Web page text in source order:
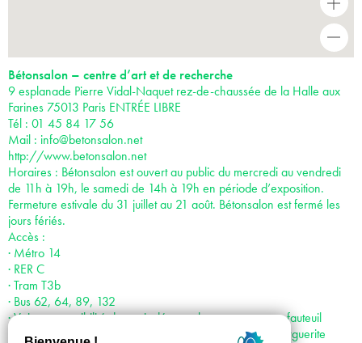
+
Bétonsalon – centre d’art et de recherche
9 esplanade Pierre Vidal-Naquet rez-de-chaussée de la Halle aux
Farines 75013 Paris ENTRÉE LIBRE
Tél : 01 45 84 17 56
Mail : info@betonsalon.net
http://www.betonsalon.net
Horaires : Bétonsalon est ouvert au public du mercredi au vendredi
de 11h à 19h, le samedi de 14h à 19h en période d’exposition.
Fermeture estivale du 31 juillet au 21 août. Bétonsalon est fermé les
jours fériés.
Accès :
· Métro 14
· RER C
· Tram T3b
· Bus 62, 64, 89, 132
· Voiture : possibilité de venir déposer les personnes en fauteuil
roulant juste devant le centre d’art : accès par la rue Marguerite